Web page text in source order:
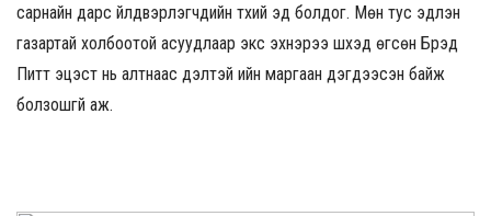
сарнайн дарс үйлдвэрлэгчдийн түүхий эд болдог. Мөн тус эдлэн
газартай холбоотой асуудлаар экс эхнэрээ шүүхэд өгсөн Брэд
Питт эцэст нь алтнаас үүдэлтэй ийн маргаан дэгдээсэн байж
болзошгүй аж.